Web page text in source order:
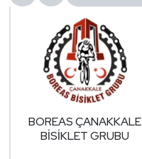
BOREAS ÇANAKKALE
BİSİKLET GRUBU